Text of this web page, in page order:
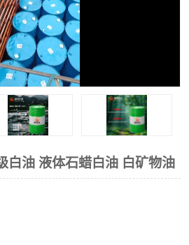
白油 液体石蜡白油 白矿物油